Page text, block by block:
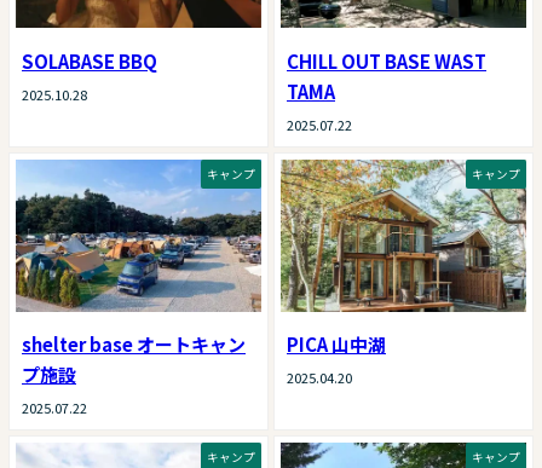
SOLABASE BBQ
2025.10.28
CHILL OUT BASE WAST
TAMA
2025.07.22
キャンプ
shelter base オートキャン
プ施設
2025.07.22
キャンプ
PICA 山中湖
2025.04.20
キャンプ キャンプ